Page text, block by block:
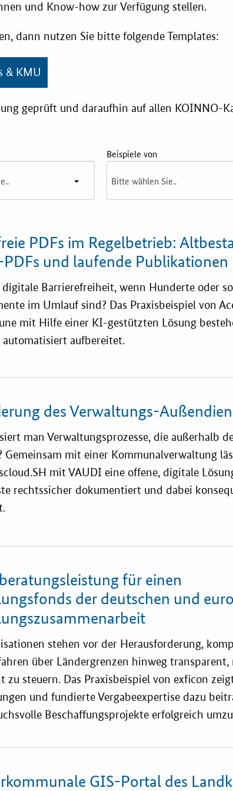
Innovationspreis
Downloads
und Know-how zur Verfügung stellen.
dann nutzen Sie bitte folgende Templates:
& KMU
geprüft und daraufhin auf allen KOINNO-
Beispiele von
PDFs im Regelbetrieb:
und laufende Publikationen
Barrierefreiheit, wenn Hunderte oder
im Umlauf sind? Das Praxisbeispiel von
mit Hilfe einer KI-gestützten Lösung
automatisiert aufbereitet.
des Verwaltungs-
man Verwaltungsprozesse, die außerhalb
Gemeinsam mit einer Kommunalverwaltung
mit VAUDI eine offene, digitale
rechtssicher dokumentiert und dabei
für einen
der deutschen und
stehen vor der Herausforderung,
über Ländergrenzen hinweg
zu steuern. Das Praxisbeispiel von exficon
und fundierte Vergabeexpertise dazu
Beschaffungsprojekte erfolgreich
GIS-Portal des